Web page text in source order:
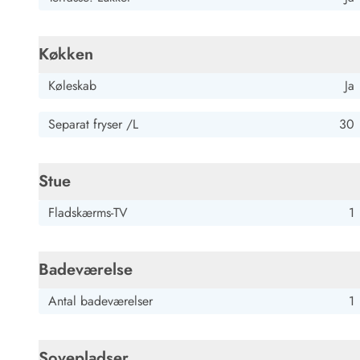
Køkken
Køleskab Ja
Separat fryser /L 30
Stue
Fladskærms-TV 1
Badeværelse
Antal badeværelser 1